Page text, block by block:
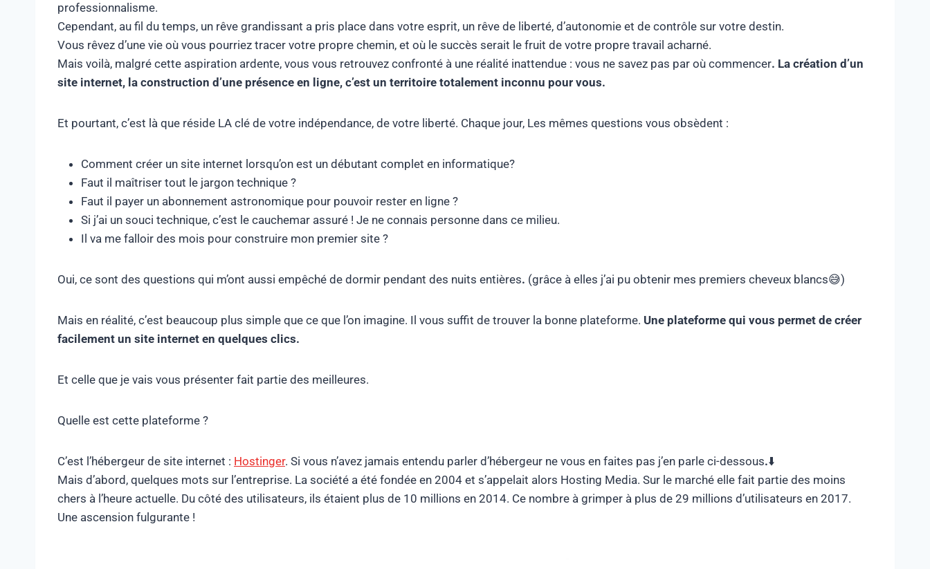
professionnalisme.
Cependant, au fil du temps, un rêve grandissant a pris place dans votre esprit, un rêve de liberté, d’autonomie et de contrôle sur votre destin.
Vous rêvez d’une vie où vous pourriez tracer votre propre chemin, et où le succès serait le fruit de votre propre travail acharné.
Mais voilà, malgré cette aspiration ardente, vous vous retrouvez confronté à une réalité inattendue : vous ne savez pas par où commencer. La création d’un
site internet, la construction d’une présence en ligne, c’est un territoire totalement inconnu pour vous.
Et pourtant, c’est là que réside LA clé de votre indépendance, de votre liberté. Chaque jour, Les mêmes questions vous obsèdent :
Comment créer un site internet lorsqu’on est un débutant complet en informatique?
Faut il maîtriser tout le jargon technique ?
Faut il payer un abonnement astronomique pour pouvoir rester en ligne ?
Si j’ai un souci technique, c’est le cauchemar assuré ! Je ne connais personne dans ce milieu.
Il va me falloir des mois pour construire mon premier site ?
Oui, ce sont des questions qui m’ont aussi empêché de dormir pendant des nuits entières. (grâce à elles j’ai pu obtenir mes premiers cheveux blancs😅)
Mais en réalité, c’est beaucoup plus simple que ce que l’on imagine. Il vous suffit de trouver la bonne plateforme. Une plateforme qui vous permet de créer
facilement un site internet en quelques clics.
Et celle que je vais vous présenter fait partie des meilleures.
Quelle est cette plateforme ?
C’est l’hébergeur de site internet : Hostinger. Si vous n’avez jamais entendu parler d’hébergeur ne vous en faites pas j’en parle ci-dessous.⬇️
Mais d’abord, quelques mots sur l’entreprise. La société a été fondée en 2004 et s’appelait alors Hosting Media. Sur le marché elle fait partie des moins
chers à l’heure actuelle. Du côté des utilisateurs, ils étaient plus de 10 millions en 2014. Ce nombre à grimper à plus de 29 millions d’utilisateurs en 2017.
Une ascension fulgurante !